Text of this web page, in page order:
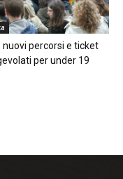
nuovi percorsi e ticket
per under 19